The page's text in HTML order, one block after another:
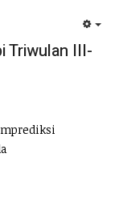
Triwulan III-